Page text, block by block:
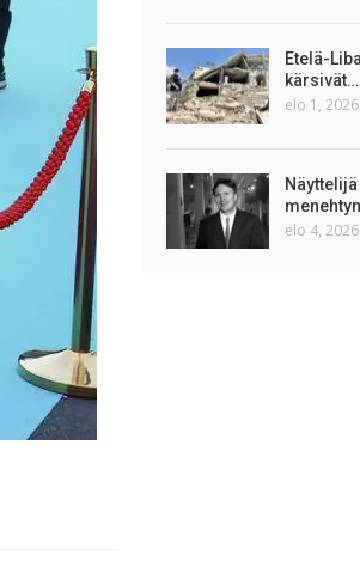
Etelä-
kärsivät…
elo 1, 2026
elo 4, 2026